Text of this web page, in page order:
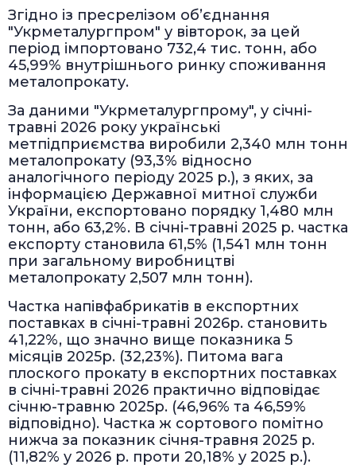
Згідно із пресрелізом об’єднання
"Укрметалургпром" у вівторок, за цей
період імпортовано 732,4 тис. тонн, або
45,99% внутрішнього ринку споживання
металопрокату.
За даними "Укрметалургпрому", у січні-
травні 2026 року українські
метпідприємства виробили 2,340 млн тонн
металопрокату (93,3% відносно
аналогічного періоду 2025 р.), з яких, за
інформацією Державної митної служби
України, експортовано порядку 1,480 млн
тонн, або 63,2%. В січні-травні 2025 р. частка
експорту становила 61,5% (1,541 млн тонн
при загальному виробництві
металопрокату 2,507 млн тонн).
Частка напівфабрикатів в експортних
поставках в січні-травні 2026р. становить
41,22%, що значно вище показника 5
місяців 2025р. (32,23%). Питома вага
плоского прокату в експортних поставках
в січні-травні 2026 практично відповідає
січню-травню 2025р. (46,96% та 46,59%
відповідно). Частка ж сортового помітно
нижча за показник січня-травня 2025 р.
(11,82% у 2026 р. проти 20,18% у 2025 р.).